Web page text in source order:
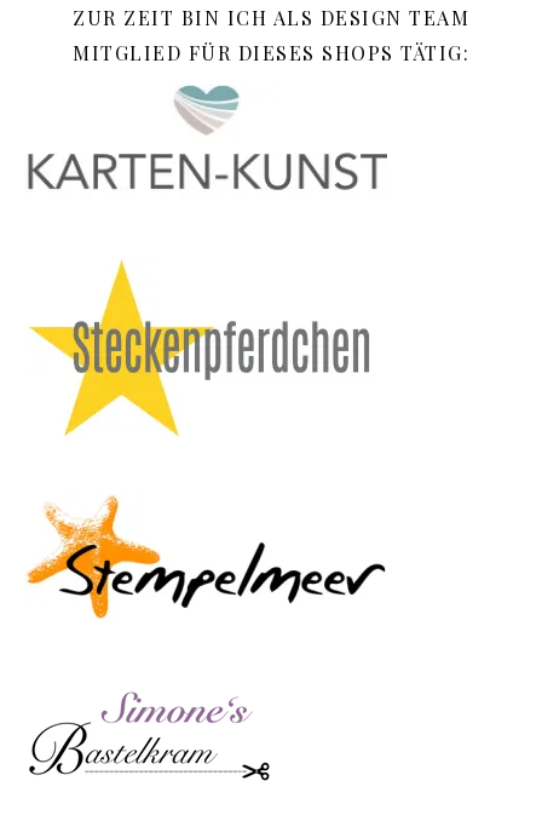
ZUR ZEIT BIN ICH ALS DESIGN TEAM
MITGLIED FÜR DIESES SHOPS TÄTIG: